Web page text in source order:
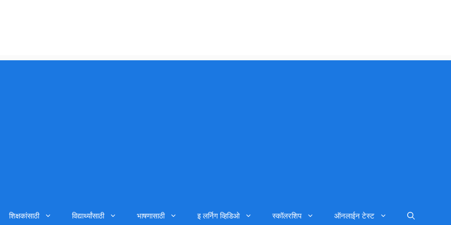
शिक्षकांसाठी विद्यार्थ्यांसाठी भाषणासाठी इ लर्निग व्हिडिओ स्कॉलरशिप ऑनलाईन टेस्ट